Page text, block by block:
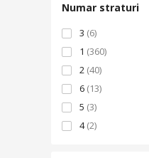
Numar straturi
3 (6)
1 (360)
2 (40)
6 (13)
5 (3)
4(2)